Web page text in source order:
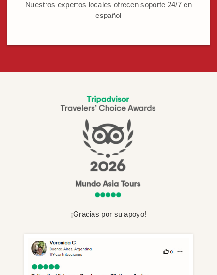
Nuestros expertos locales ofrecen soporte 24/7 en
español
¡Gracias por su apoyo!